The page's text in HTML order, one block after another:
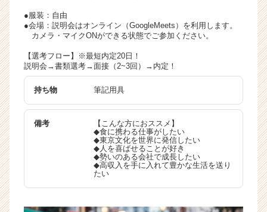
が
く
就
サ
イ
ト
チ
ア
キ
ャ
（C
●服装：自由
●会場：説明会はオンライン（GoogleMeets）を利用します。
カメラ・マイクONができる状態でご参加ください。
【選考フロー】※最短内定20日！
説明会→書類選考→面接（2~3回）→内定！
持ち物 筆記用具
備考
【こんな方におススメ】
◆食に携わる仕事がしたい
◆東京文化を世界に発信したい
◆人を喜ばせることが好き
◆勢いのある会社で成長したい
◆高収入を手に入れて豊かな生活を送り
たい